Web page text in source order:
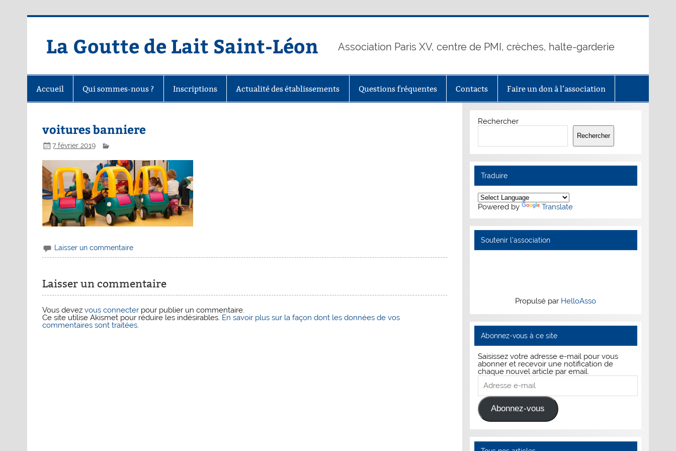
La Goutte de Lait Saint-Léon Association Paris XV, centre de PMI, crèches, halte-garderie
Accueil Qui sommes-nous ? Inscriptions Actualité des établissements Questions fréquentes Contacts Faire un don à l’association
voitures banniere
7 février 2019
Laisser un commentaire
Laisser un commentaire
Vous devezvous connecter pour publier un commentaire.
Ce site utilise Akismet pour réduire les indésirables. En savoir plus sur la façon dont les données de vos
commentaires sont traitées
Rechercher
Rechercher
Traduire
Powered by Translate
Soutenir l’association
Propulsé par HelloAsso
Abonnez-vous à ce site
Saisissez votre adresse e-mail pour vous
abonner et recevoir une notification de
chaque nouvel article par email.
Adresse
e-
mail
Abonnez-vous